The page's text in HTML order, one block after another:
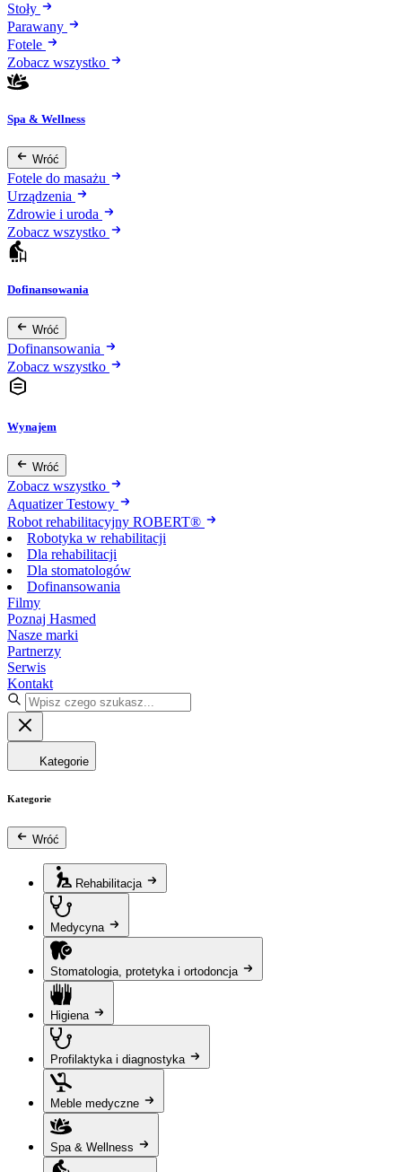
Stoły
Parawany
Fotele
Zobacz wszystko
Spa & Wellness
Wróć
Fotele do masażu
Urządzenia
Zdrowie i uroda
Zobacz wszystko
Dofinansowania
Wróć
Dofinansowania
Zobacz wszystko
Wynajem
Wróć
Zobacz wszystko
Aquatizer Testowy
Robot rehabilitacyjny ROBERT®
Robotyka w rehabilitacji
Dla rehabilitacji
Dla stomatologów
Dofinansowania
Filmy
Poznaj Hasmed
Nasze marki
Partnerzy
Serwis
Kontakt
Kategorie
Kategorie
Wróć
Rehabilitacja
Medycyna
Stomatologia, protetyka i ortodoncja
Higiena
Profilaktyka i diagnostyka
Meble medyczne
Spa & Wellness